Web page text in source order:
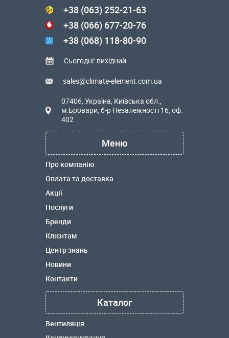
+38 (063) 252-21-63
+38 (066) 677-20-76
+38 (068) 118-80-90
Сьогодні: вихідний
sales@climate-element.com.ua
07406, Україна, Київська обл.,
м.Бровари, б-р Незалежності 16, оф.
402
Меню
Про компанію
Оплата та доставка
Акції
Послуги
Бренди
Клієнтам
Центр знань
Новини
Контакти
Каталог
Вентиляція